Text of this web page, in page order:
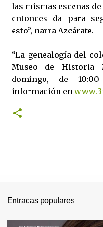
las mismas escenas
entonces da para
esto”, narra Azcárate.
“La genealogía del
Museo de Historia
domingo, de
información en
Entradas populares